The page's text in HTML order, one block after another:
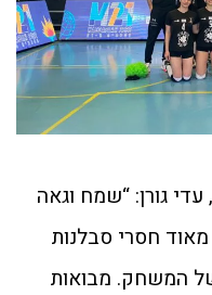
גורן: “שמח וגאה
חסרי סבלנות
המשחק. מבואות